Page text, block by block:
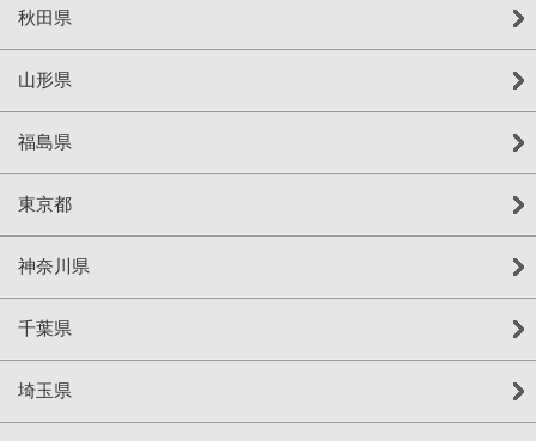
秋田県
山形県
福島県
東京都
神奈川県
千葉県
埼玉県